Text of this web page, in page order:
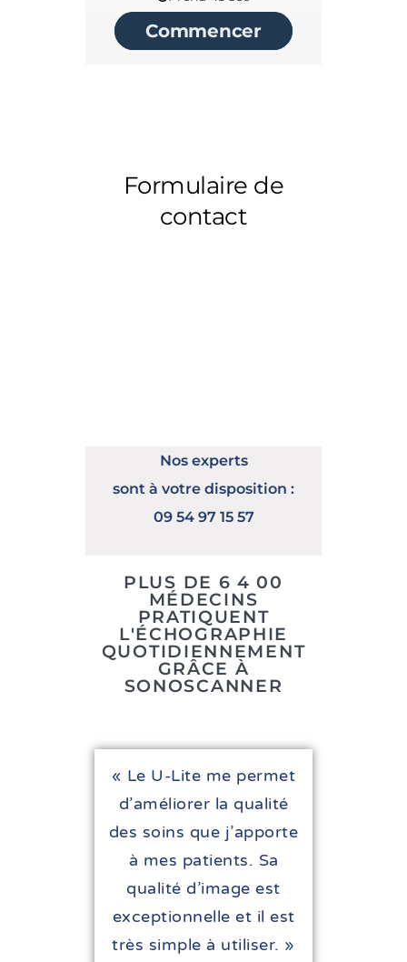
Nos experts
sont à votre disposition :
09 54 97 15 57
PLUS DE 6 4 00
MÉDECINS
PRATIQUENT
L'ÉCHOGRAPHIE
QUOTIDIENNEMENT
GRÂCE À
SONOSCANNER
« Le U-Lite me permet
d’améliorer la qualité
des soins que j’apporte
à mes patients. Sa
qualité d’image est
exceptionnelle et il est
très simple à utiliser. »